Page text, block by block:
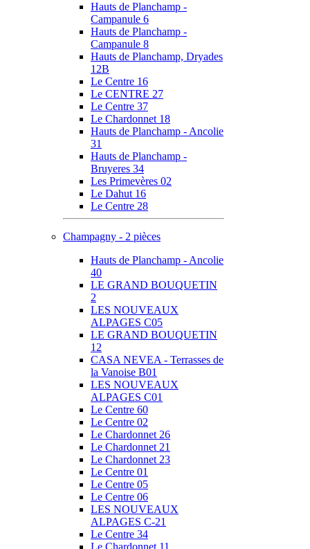
Hauts de Planchamp -
Campanule 6
Hauts de Planchamp -
Campanule 8
Hauts de Planchamp, Dryades
12B
Le Centre 16
Le CENTRE 27
Le Centre 37
Le Chardonnet 18
Hauts de Planchamp - Ancolie
31
Hauts de Planchamp -
Bruyeres 34
Les Primevères 02
Le Dahut 16
Le Centre 28
Champagny - 2 pièces
Hauts de Planchamp - Ancolie
40
LE GRAND BOUQUETIN
2
LES NOUVEAUX
ALPAGES C05
LE GRAND BOUQUETIN
12
CASA NEVEA - Terrasses de
la Vanoise B01
LES NOUVEAUX
ALPAGES C01
Le Centre 60
Le Centre 02
Le Chardonnet 26
Le Chardonnet 21
Le Chardonnet 23
Le Centre 01
Le Centre 05
Le Centre 06
LES NOUVEAUX
ALPAGES C-21
Le Centre 34
Le Chardonnet 11